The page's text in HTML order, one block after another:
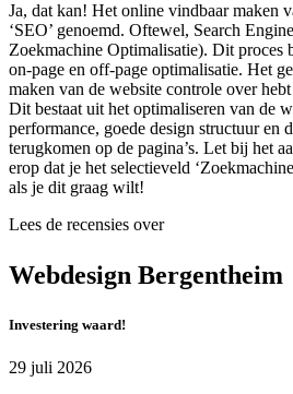
Ja, dat kan! Het online vindbaar maken
‘SEO’ genoemd. Oftewel, Search
Zoekmachine Optimalisatie). Dit proces
on-page en off-page optimalisatie. Het
maken van de website controle over
Dit bestaat uit het optimaliseren van de
performance, goede design structuur en
terugkomen op de pagina’s. Let bij het
erop dat je het selectieveld
als je dit graag wilt!
Lees de recensies over
Webdesign Bergentheim
Investering waard!
29 juli 2026